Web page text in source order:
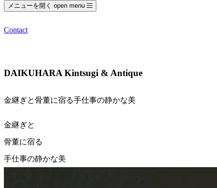
メニューを開く open menu
Contact
DAIKUHARA Kintsugi & Antique
金継ぎと骨董に宿る手仕事の静かな美
金継ぎと
骨董に宿る
手仕事の静かな美